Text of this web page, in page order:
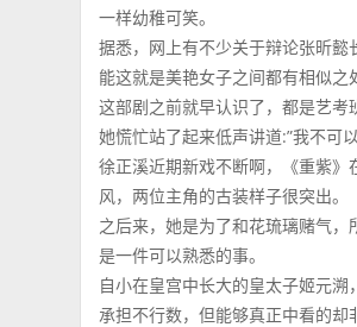
一样幼稚可笑。
据悉，网上有不少关于辩论张昕
能这就是美艳女子之间都有相似
这部剧之前就早认识了，都是艺考
她慌忙站了起来低声讲道:”我不可
徐正溪近期新戏不断啊，《重紫
风，两位主角的古装样子很突出。
之后来，她是为了和花琉璃赌气
是一件可以熟悉的事。
自小在皇宫中长大的皇太子姬元
承担不行数，但能够真正中看的却